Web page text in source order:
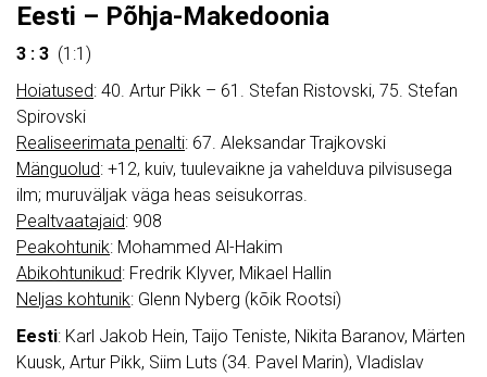
Eesti – Põhja-Makedoonia
3 : 3 (1:1)
Hoiatused: 40. Artur Pikk – 61. Stefan Ristovski, 75. Stefan
Spirovski
Realiseerimata penalti: 67. Aleksandar Trajkovski
Mänguolud: +12, kuiv, tuulevaikne ja vahelduva pilvisusega
ilm; muruväljak väga heas seisukorras.
Pealtvaatajaid: 908
Peakohtunik: Mohammed Al-Hakim
Abikohtunikud: Fredrik Klyver, Mikael Hallin
Neljas kohtunik: Glenn Nyberg (kõik Rootsi)
Eesti: Karl Jakob Hein, Taijo Teniste, Nikita Baranov, Märten
Kuusk, Artur Pikk, Siim Luts (34. Pavel Marin), Vladislav